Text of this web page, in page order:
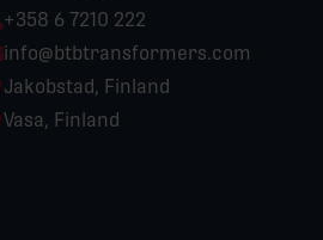
Phone:
+358 6 7210 222
Email:
info@btbtransformers.com
Location:
Jakobstad, Finland
Location:
Vasa, Finland